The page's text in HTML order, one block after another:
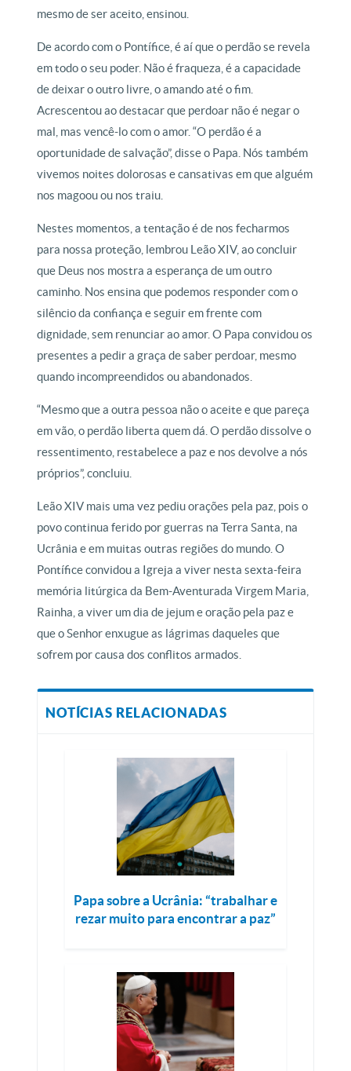
mesmo de ser aceito, ensinou.
De acordo com o Pontífice, é aí que o perdão se revela
em todo o seu poder. Não é fraqueza, é a capacidade
de deixar o outro livre, o amando até o fim.
Acrescentou ao destacar que perdoar não é negar o
mal, mas vencê-lo com o amor. “O perdão é a
oportunidade de salvação”, disse o Papa. Nós também
vivemos noites dolorosas e cansativas em que alguém
nos magoou ou nos traiu.
Nestes momentos, a tentação é de nos fecharmos
para nossa proteção, lembrou Leão XIV, ao concluir
que Deus nos mostra a esperança de um outro
caminho. Nos ensina que podemos responder com o
silêncio da confiança e seguir em frente com
dignidade, sem renunciar ao amor. O Papa convidou os
presentes a pedir a graça de saber perdoar, mesmo
quando incompreendidos ou abandonados.
“Mesmo que a outra pessoa não o aceite e que pareça
em vão, o perdão liberta quem dá. O perdão dissolve o
ressentimento, restabelece a paz e nos devolve a nós
próprios”, concluiu.
Leão XIV mais uma vez pediu orações pela paz, pois o
povo continua ferido por guerras na Terra Santa, na
Ucrânia e em muitas outras regiões do mundo. O
Pontífice convidou a Igreja a viver nesta sexta-feira
memória litúrgica da Bem-Aventurada Virgem Maria,
Rainha, a viver um dia de jejum e oração pela paz e
que o Senhor enxugue as lágrimas daqueles que
sofrem por causa dos conflitos armados.
NOTÍCIAS RELACIONADAS
Papa sobre a Ucrânia: “trabalhar e
rezar muito para encontrar a paz”